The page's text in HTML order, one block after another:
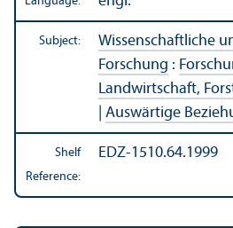
Subject:
Wissenschaftliche
Forschung :
Landwirtschaft,
Auswärtige
Shelf
Reference:
EDZ-1510.64.1999